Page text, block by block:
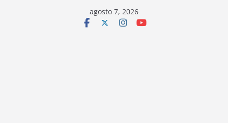
agosto 7, 2026